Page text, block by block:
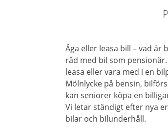
Äga eller leasa bill – vad är
råd med bil som
leasa eller vara med i en
Mölnlycke på bensin,
kan seniorer köpa en
Vi letar ständigt efter nya
bilar och bilunderhåll.